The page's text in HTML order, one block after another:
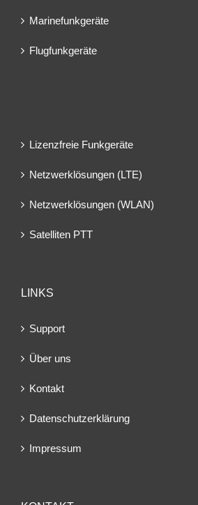
Marinefunkgeräte
Flugfunkgeräte
Lizenzfreie Funkgeräte
Netzwerklösungen (LTE)
Netzwerklösungen (WLAN)
Satelliten PTT
LINKS
Support
Über uns
Kontakt
Datenschutzerklärung
Impressum